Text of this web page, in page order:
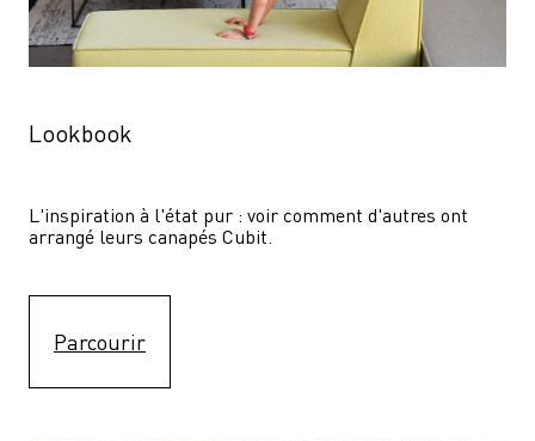
Lookbook
L'inspiration à l'état pur : voir comment d'autres ont
arrangé leurs canapés Cubit.
Parcourir